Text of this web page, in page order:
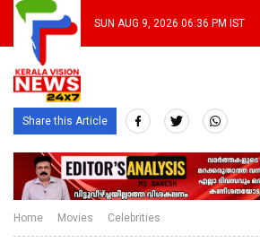
SUN AUG 9, 2026 06:36 PM IST
Share this Article
Home Movies Celebrities